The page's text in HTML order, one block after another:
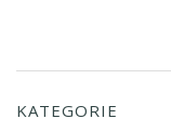
KATEGORIE